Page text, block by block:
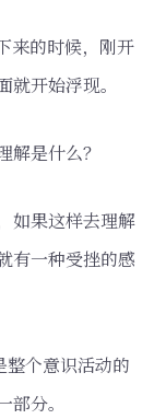
来的时候，刚开
开始浮现。
解是什么？
如果这样去理解
有一种受挫的感
整个意识活动的
分。